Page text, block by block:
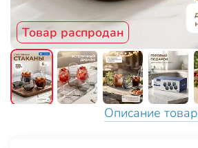
Товар распродан
Описание